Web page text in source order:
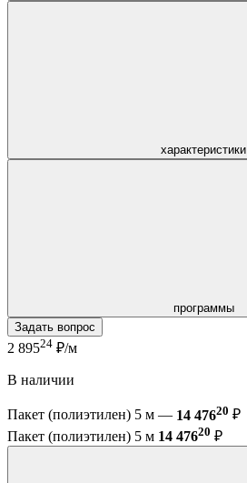
характеристики
программы
Задать вопрос
2 89524 ₽/м
В наличии
Пакет (полиэтилен) 5 м — 14 47620 ₽
Пакет (полиэтилен) 5 м 14 47620 ₽